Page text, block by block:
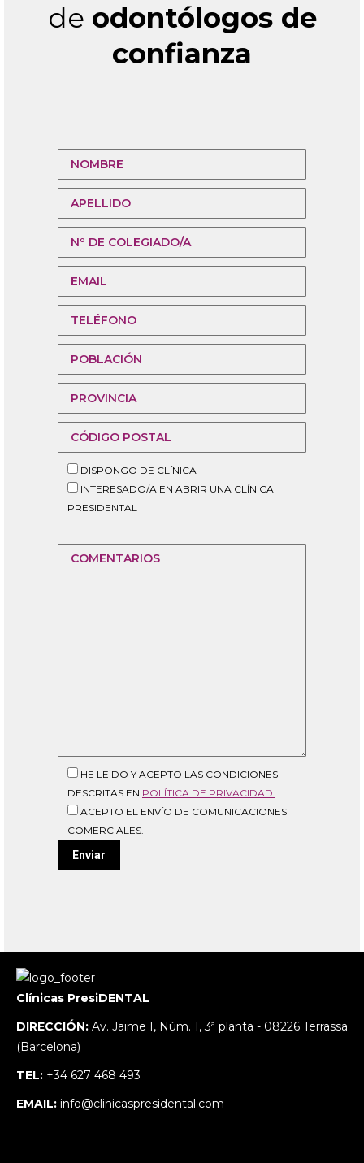
de odontólogos de
confianza
DISPONGO DE CLÍNICA
INTERESADO/A EN ABRIR UNA CLÍNICA
PRESIDENTAL
HE LEÍDO Y ACEPTO LAS CONDICIONES
DESCRITAS EN POLÍTICA DE PRIVACIDAD.
ACEPTO EL ENVÍO DE COMUNICACIONES
COMERCIALES.
Clínicas PresiDENTAL
DIRECCIÓN: Av. Jaime I, Núm. 1, 3ª planta - 08226 Terrassa
(Barcelona)
TEL: +34 627 468 493
EMAIL: info@clinicaspresidental.com